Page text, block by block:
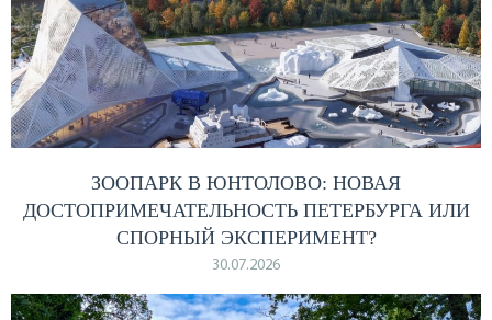
ЗООПАРК В ЮНТОЛОВО: НОВАЯ
ДОСТОПРИМЕЧАТЕЛЬНОСТЬ ПЕТЕРБУРГА ИЛИ
СПОРНЫЙ ЭКСПЕРИМЕНТ?
30.07.2026